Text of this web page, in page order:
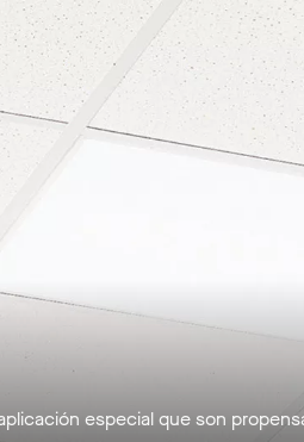
especial que son